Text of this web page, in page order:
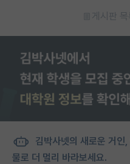
게시판 목
김박사넷의 새로운 거인
물로 더 멀리 바라보세요.